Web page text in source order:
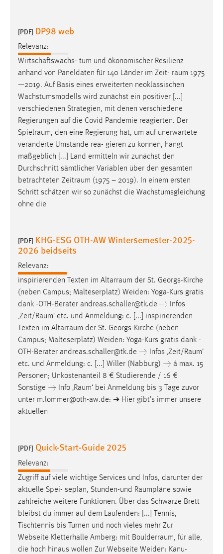
[PDF] DP98 web
Relevanz:
Wirtschaftswachs- tum und ökonomischer Resilienz
anhand von Paneldaten für 140 Länder im Zeit- raum 1975
—2019. Auf Basis eines erweiterten neoklassischen
Wachstumsmodells wird zunächst ein positiver [...]
verschiedenen Strategien, mit denen verschiedene
Regierungen auf die Covid Pandemie reagierten. Der
Spielraum, den eine Regierung hat, um auf unerwartete
veränderte Umstände rea- gieren zu können, hängt
maßgeblich [...] Land ermitteln wir zunächst den
Durchschnitt sämtlicher Variablen über den gesamten
betrachteten Zeitraum (1975 – 2019). In einem ersten
Schritt schätzen wir so zunächst die Wachstumsgleichung
ohne die
[PDF] KHG-ESG OTH-AW Wintersemester-2025-
2026 beidseits
Relevanz:
inspirierenden Texten im Altarraum der St. Georgs-Kirche
(neben Campus; Malteserplatz) Weiden: Yoga-Kurs gratis
dank -OTH-Berater andreas.schaller@tk.de → Infos
‚Zeit/Raum‘ etc. und Anmeldung: c. [...] inspirierenden
Texten im Altarraum der St. Georgs-Kirche (neben
Campus; Malteserplatz) Weiden: Yoga-Kurs gratis dank -
OTH-Berater andreas.schaller@tk.de → Infos ‚Zeit/Raum‘
etc. und Anmeldung: c. [...] Willer (Nabburg) → á max. 15
Personen; Unkostenanteil 8 € Studierende / 16 €
Sonstige → Info ‚Raum‘ bei Anmeldung bis 3 Tage zuvor
unter m.lommer@oth-aw.de: ➔ Hier gibt’s immer unsere
aktuellen
[PDF] Quick-Start-Guide 2025
Relevanz:
Zugriff auf viele wichtige Services und Infos, darunter der
aktuelle Spei- seplan, Stunden-und Raumpläne sowie
zahlreiche weitere Funktionen. Über das Schwarze Brett
bleibst du immer auf dem Laufenden: [...] Tennis,
Tischtennis bis Turnen und noch vieles mehr Zur
Webseite Kletterhalle Amberg: mit Boulderraum, für alle,
die hoch hinaus wollen Zur Webseite Weiden: Kanu-
Cookie Laufzeit:
Facebook Pixel
Name:
_fbp
Anbieter:
Facebook
Zweck:
Conversion-Tracking
Cookie Laufzeit:
3 Monate
Um Inhalte von Videoplattformen und Social Media
Plattformen anzeigen zu können, werden von diesen
externen Medien Cookies gesetzt.
YouTube
Vimeo